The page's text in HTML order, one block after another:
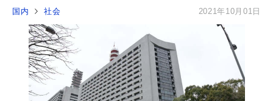
国内 社会 2021年10月01日